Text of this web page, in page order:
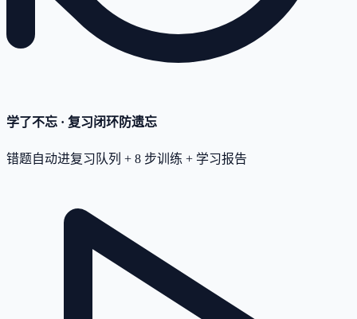
学了不忘 · 复习闭环防遗忘
错题自动进复习队列 + 8 步训练 + 学习报告